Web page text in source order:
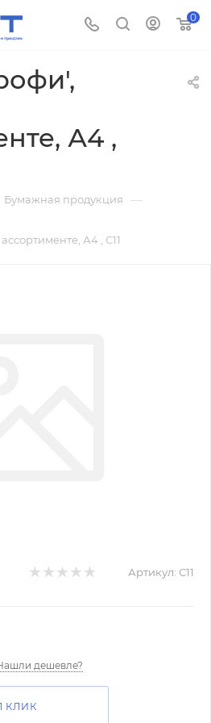
0
А4 ,
Бумажная продукция —
А4 , С11
Артикул: С11
дешевле?
КЛИК